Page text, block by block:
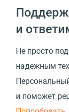
и
Не просто
надежным
и поможет